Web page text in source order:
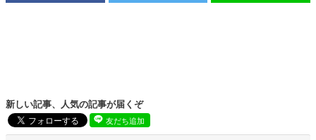
新しい記事、人気の記事が届くぞ
友だち追加